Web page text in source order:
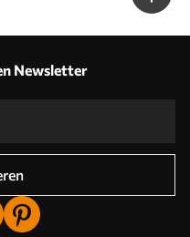
Birkenwald
Newsletter